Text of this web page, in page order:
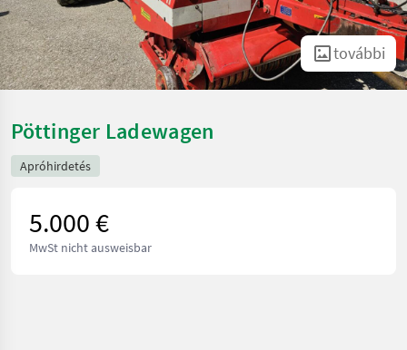
további
Pöttinger Ladewagen
Apróhirdetés
5.000 €
MwSt nicht ausweisbar